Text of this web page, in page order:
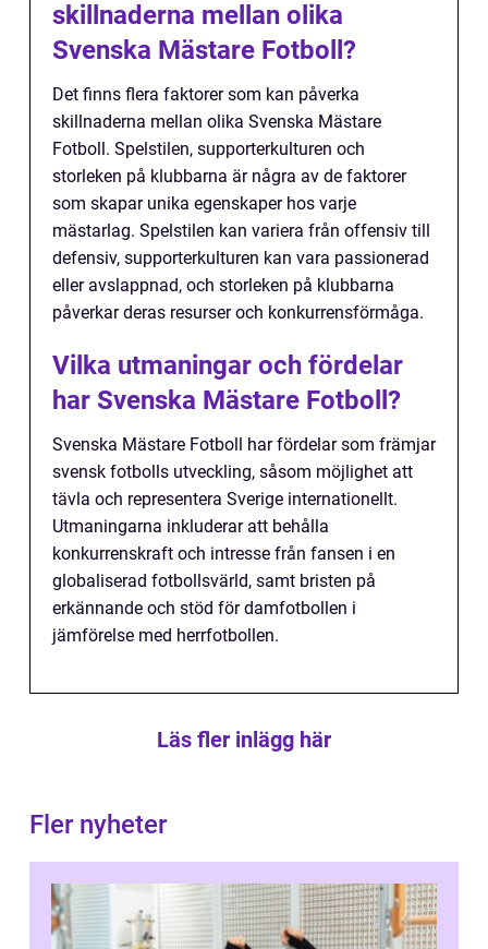
skillnaderna mellan olika
Svenska Mästare Fotboll?
Det finns flera faktorer som kan påverka
skillnaderna mellan olika Svenska Mästare
Fotboll. Spelstilen, supporterkulturen och
storleken på klubbarna är några av de faktorer
som skapar unika egenskaper hos varje
mästarlag. Spelstilen kan variera från offensiv till
defensiv, supporterkulturen kan vara passionerad
eller avslappnad, och storleken på klubbarna
påverkar deras resurser och konkurrensförmåga.
Vilka utmaningar och fördelar
har Svenska Mästare Fotboll?
Svenska Mästare Fotboll har fördelar som främjar
svensk fotbolls utveckling, såsom möjlighet att
tävla och representera Sverige internationellt.
Utmaningarna inkluderar att behålla
konkurrenskraft och intresse från fansen i en
globaliserad fotbollsvärld, samt bristen på
erkännande och stöd för damfotbollen i
jämförelse med herrfotbollen.
Läs fler inlägg här
Fler nyheter